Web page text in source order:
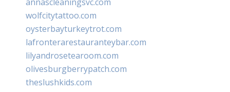
wolfcitytattoo.com
oysterbayturkeytrot.com
lafronterarestauranteybar.com
lilyandrosetearoom.com
olivesburgberrypatch.com
theslushkids.com